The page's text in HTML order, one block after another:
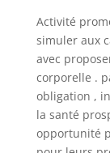
Activité
simuler aux
avec
corporelle .
obligation ,
la santé
opportunité